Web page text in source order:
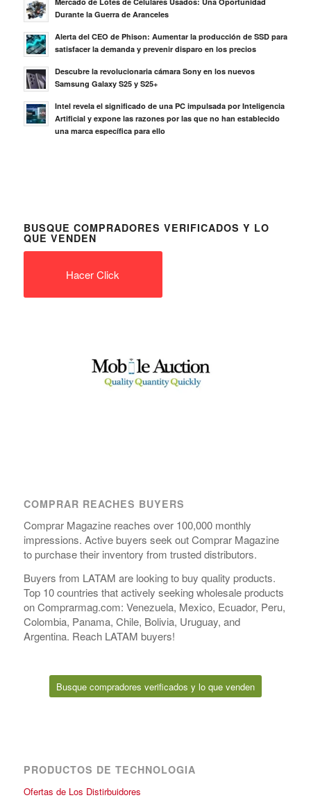
BUSQUE COMPRADORES VERIFICADOS Y LO
QUE VENDEN
Hacer Click
COMPRAR REACHES BUYERS
Comprar Magazine reaches over 100,000 monthly
impressions. Active buyers seek out Comprar Magazine
to purchase their inventory from trusted distributors.
Buyers from LATAM are looking to buy quality products.
Top 10 countries that actively seeking wholesale products
on Comprarmag.com: Venezuela, Mexico, Ecuador, Peru,
Colombia, Panama, Chile, Bolivia, Uruguay, and
Argentina. Reach LATAM buyers!
Busque compradores verificados y lo que venden
PRODUCTOS DE TECHNOLOGIA
Ofertas de Los Distirbuidores